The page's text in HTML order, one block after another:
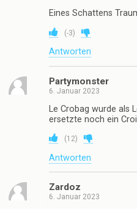
Eines Schattens
(-3)
Antworten
Partymonster
6. Januar 2023
Le Crobag wurde als
ersetzte noch ein
(12)
Antworten
Zardoz
6. Januar 2023